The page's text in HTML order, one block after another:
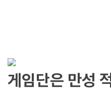
게임단은 만성